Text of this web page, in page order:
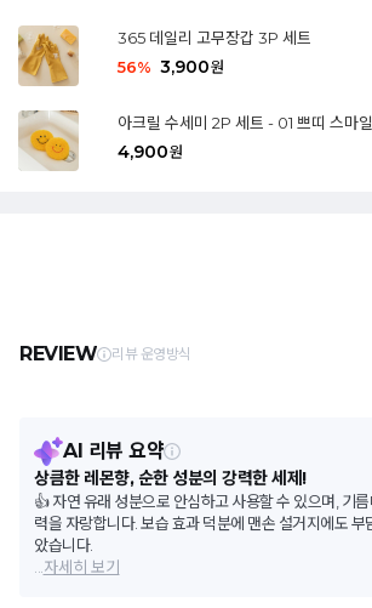
365 데일리 고무장갑 3P 세트
56% 3,900원
아크릴 수세미 2P 세트 - 01 쁘띠 스마일
4,900원